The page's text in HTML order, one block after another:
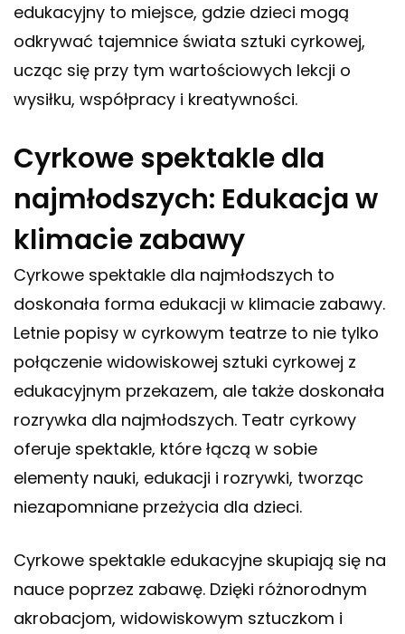
edukacyjny to miejsce, gdzie dzieci mogą
odkrywać tajemnice świata sztuki cyrkowej,
ucząc się przy tym wartościowych lekcji o
wysiłku, współpracy i kreatywności.
Cyrkowe spektakle dla
najmłodszych: Edukacja w
klimacie zabawy
Cyrkowe spektakle dla najmłodszych to
doskonała forma edukacji w klimacie zabawy.
Letnie popisy w cyrkowym teatrze to nie tylko
połączenie widowiskowej sztuki cyrkowej z
edukacyjnym przekazem, ale także doskonała
rozrywka dla najmłodszych. Teatr cyrkowy
oferuje spektakle, które łączą w sobie
elementy nauki, edukacji i rozrywki, tworząc
niezapomniane przeżycia dla dzieci.
Cyrkowe spektakle edukacyjne skupiają się na
nauce poprzez zabawę. Dzięki różnorodnym
akrobacjom, widowiskowym sztuczkom i